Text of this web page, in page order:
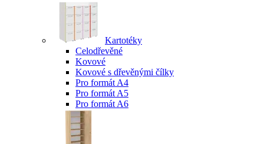
Kartotéky
Celodřevěné
Kovové
Kovové s dřevěnými čílky
Pro formát A4
Pro formát A5
Pro formát A6